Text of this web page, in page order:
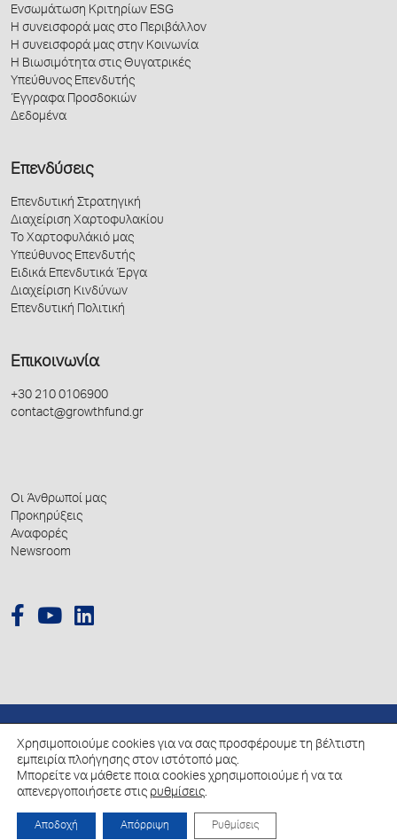
Ενσωμάτωση Κριτηρίων ESG
Η συνεισφορά μας στο Περιβάλλον
Η συνεισφορά μας στην Κοινωνία
Η Βιωσιμότητα στις Θυγατρικές
Υπεύθυνος Επενδυτής
Έγγραφα Προσδοκιών
Δεδομένα
Επενδύσεις
Επενδυτική Στρατηγική
Διαχείριση Χαρτοφυλακίου
Το Χαρτοφυλάκιό μας
Υπεύθυνος Επενδυτής
Ειδικά Επενδυτικά Έργα
Διαχείριση Κινδύνων
Επενδυτική Πολιτική
Επικοινωνία
+30 210 0106900
contact@growthfund.gr
Οι Άνθρωποί μας
Προκηρύξεις
Αναφορές
Newsroom
© 2026 Hellenic Growth Fund.
Πολιτική για την επεξεργασία των Δεδομένων Προσωπικού Χαρακτήρα
Χρησιμοποιούμε cookies για να σας προσφέρουμε τη βέλτιστη
εμπειρία πλοήγησης στον ιστότοπό μας.
Μπορείτε να μάθετε ποια cookies χρησιμοποιούμε ή να τα
απενεργοποιήσετε στις ρυθμίσεις.
Αποδοχή Απόρριψη Ρυθμίσεις